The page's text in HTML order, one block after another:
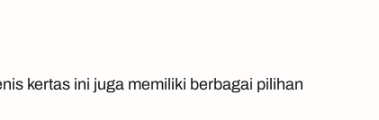
kertas ini juga memiliki berbagai pilihan